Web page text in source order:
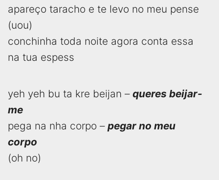
apareço taracho e te levo no meu pense
(uou)
conchinha toda noite agora conta essa
na tua espess
yeh yeh bu ta kre beijan – queres beijar-
me
pega na nha corpo – pegar no meu
corpo
(oh no)